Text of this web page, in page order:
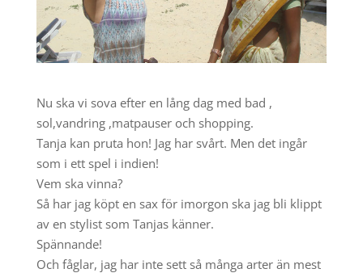
Nu ska vi sova efter en lång dag med bad ,
sol,vandring ,matpauser och shopping.
Tanja kan pruta hon! Jag har svårt. Men det ingår
som i ett spel i indien!
Vem ska vinna?
Så har jag köpt en sax för imorgon ska jag bli klippt
av en stylist som Tanjas känner.
Spännande!
Och fåglar, jag har inte sett så många arter än mest